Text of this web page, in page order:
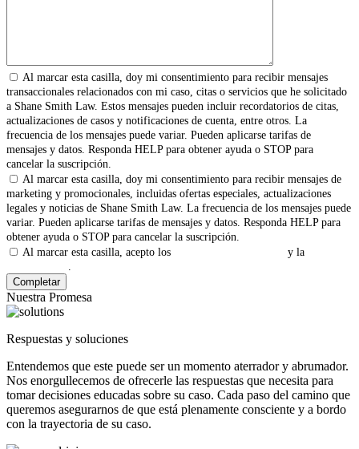
Al marcar esta casilla, doy mi consentimiento para recibir mensajes
transaccionales relacionados con mi caso, citas o servicios que he solicitado
a Shane Smith Law. Estos mensajes pueden incluir recordatorios de citas,
actualizaciones de casos y notificaciones de cuenta, entre otros. La
frecuencia de los mensajes puede variar. Pueden aplicarse tarifas de
mensajes y datos. Responda HELP para obtener ayuda o STOP para
cancelar la suscripción.
Al marcar esta casilla, doy mi consentimiento para recibir mensajes de
marketing y promocionales, incluidas ofertas especiales, actualizaciones
legales y noticias de Shane Smith Law. La frecuencia de los mensajes puede
variar. Pueden aplicarse tarifas de mensajes y datos. Responda HELP para
obtener ayuda o STOP para cancelar la suscripción.
Al marcar esta casilla, acepto los
y la
.
Nuestra Promesa
Respuestas y soluciones
Entendemos que este puede ser un momento aterrador y abrumador.
Nos enorgullecemos de ofrecerle las respuestas que necesita para
tomar decisiones educadas sobre su caso. Cada paso del camino que
queremos asegurarnos de que está plenamente consciente y a bordo
con la trayectoria de su caso.